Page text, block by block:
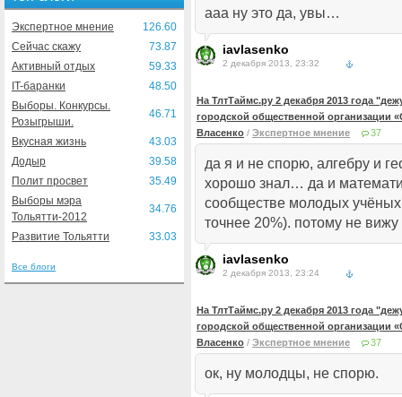
Экспертное мнение
126.60
Сейчас скажу
73.87
Активный отдых
59.33
IT-баранки
48.50
Выборы. Конкурсы.
Розыгрыши.
46.71
Вкусная жизнь
43.03
Додыр
39.58
Полит просвет
35.49
Выборы мэра
Тольятти-2012
34.76
Развитие Тольятти 33.03
Все блоги
ааа ну это да, увы…
iavlasenko
2 декабря 2013, 23:32
На ТлтТаймс.ру 2 декабря 2013 года
городской общественной организации
Власенко / Экспертное мнение 37
да я и не спорю, алгебру и
хорошо знал… да и
сообществе молодых учёных
точнее 20%). потому не
iavlasenko
2 декабря 2013, 23:24
На ТлтТаймс.ру 2 декабря 2013 года
городской общественной организации
Власенко / Экспертное мнение 37
ок, ну молодцы, не спорю.